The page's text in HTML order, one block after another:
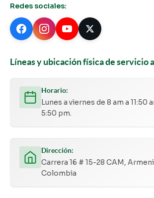
Redes sociales:
Líneas y ubicación física de servicio
Horario:
Lunes a viernes de 8 am a 11:50
5:50 pm.
Dirección:
Carrera 16 # 15-28 CAM,
Colombia